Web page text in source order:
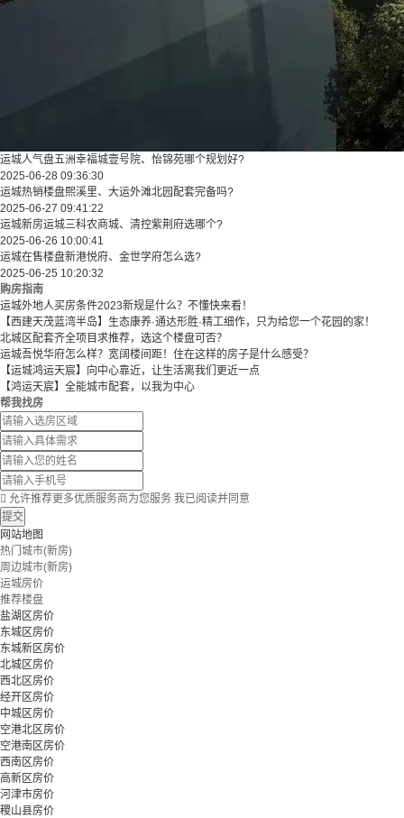
运城人气盘五洲幸福城壹号院、怡锦苑哪个规划好?
2025-06-28 09:36:30
运城热销楼盘熙溪里、大运外滩北园配套完备吗?
2025-06-27 09:41:22
运城新房运城三科农商城、清控紫荆府选哪个?
2025-06-26 10:00:41
运城在售楼盘新港悦府、金世学府怎么选?
2025-06-25 10:20:32
购房指南
运城外地人买房条件2023新规是什么？不懂快来看！
【西建天茂蓝湾半岛】生态康养·通达形胜·精工细作，只为给您一个花园的家！
北城区配套齐全项目求推荐，选这个楼盘可否？
运城吾悦华府怎么样？宽阔楼间距！住在这样的房子是什么感受？
【运城鸿运天宸】向中心靠近，让生活离我们更近一点
【鸿运天宸】全能城市配套，以我为中心
帮我找房
 允许推荐更多优质服务商为您服务 我已阅读并同意
提交
网站地图
热门城市(新房)
周边城市(新房)
运城房价
推荐楼盘
盐湖区房价
东城区房价
东城新区房价
北城区房价
西北区房价
经开区房价
中城区房价
空港北区房价
空港南区房价
西南区房价
高新区房价
河津市房价
稷山县房价